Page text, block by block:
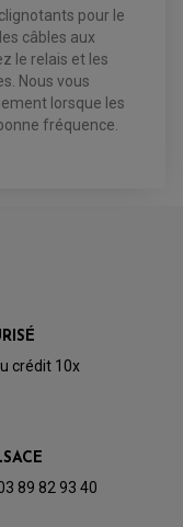
pour le
câbles aux
le relais et les
Nous vous
lorsque les
fréquence.
crédit 10x
89 82 93 40